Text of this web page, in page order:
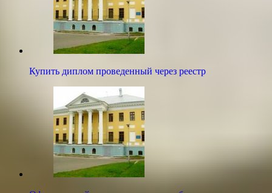
Купить диплом проведенный через реестр